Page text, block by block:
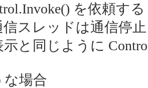
を依頼する
信スレッドは通信停
示と同じように
な場合